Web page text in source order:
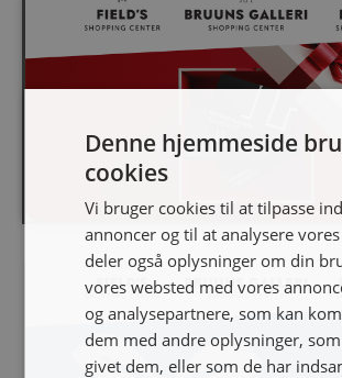
Denne hjemmeside
cookies
Vi bruger cookies til at tilpasse
annoncer og til at analysere
deler også oplysninger om din
vores websted med vores
og analysepartnere, som kan
dem med andre oplysninger,
givet dem, eller som de har